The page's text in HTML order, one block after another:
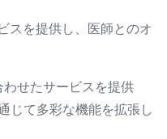
スを提供し、医師とのオ
せたサービスを提供
じて多彩な機能を拡張し